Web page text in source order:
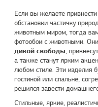
Если вы желаете
обстановки частичку
животным миром, тогда
фотообои с животными.
дикой свободы,
а также станут ярким
любом стиле. Эти изделия
гостиной или спальне,
решился завести
Стильные, яркие,